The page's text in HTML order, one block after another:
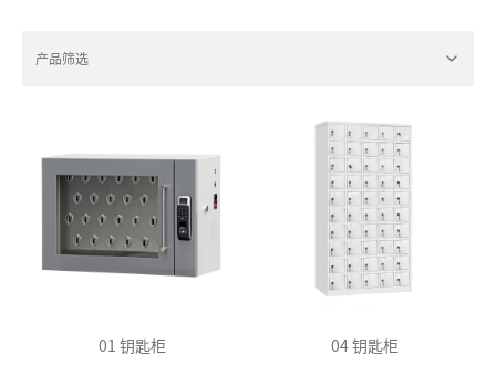
产品筛选
01 钥匙柜 04 钥匙柜